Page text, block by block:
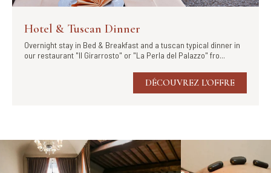
Hotel & Tuscan Dinner
Overnight stay in Bed & Breakfast and a tuscan typical dinner in
our restaurant "Il Girarrosto" or "La Perla del Palazzo" fro...
DÉCOUVREZ L'OFFRE